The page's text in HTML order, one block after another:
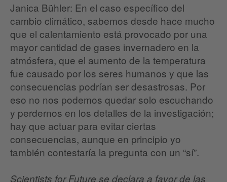
Janica Bühler: En el caso específico del
cambio climático, sabemos desde hace mucho
que el calentamiento está provocado por una
mayor cantidad de gases invernadero en la
atmósfera, que el aumento de la temperatura
fue causado por los seres humanos y que las
consecuencias podrían ser desastrosas. Por
eso no nos podemos quedar solo escuchando
y perdernos en los detalles de la investigación;
hay que actuar para evitar ciertas
consecuencias, aunque en principio yo
también contestaría la pregunta con un “sí”.
Scientists for Future se declara a favor de las